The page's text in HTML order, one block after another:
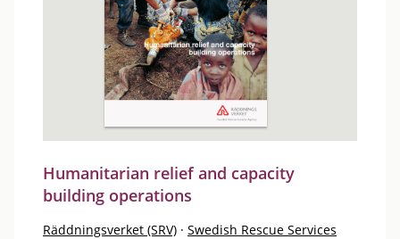
Humanitarian relief and capacity
building operations
Räddningsverket (SRV) · Swedish Rescue Services